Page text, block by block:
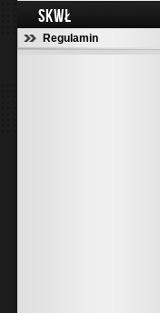
SKWŁ
Regulamin